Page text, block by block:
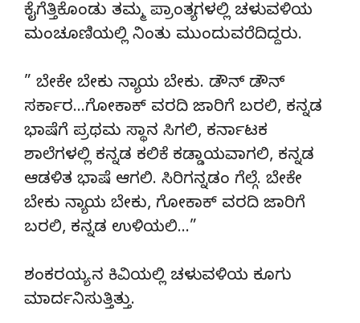
ಕೈಗೆತ್ತಿಕೊಂಡು ತಮ್ಮ ಪ್ರಾಂತ್ಯಗಳಲ್ಲಿ ಚಳುವಳಿಯ
ಮಂಚೂಣಿಯಲ್ಲಿ ನಿಂತು ಮುಂದುವರೆದಿದ್ದರು.
” ಬೇಕೇ ಬೇಕು ನ್ಯಾಯ ಬೇಕು. ಡೌನ್ ಡೌನ್
ಸರ್ಕಾರ…ಗೋಕಾಕ್ ವರದಿ ಜಾರಿಗೆ ಬರಲಿ, ಕನ್ನಡ
ಭಾಷೆಗೆ ಪ್ರಥಮ ಸ್ಥಾನ ಸಿಗಲಿ, ಕರ್ನಾಟಕ
ಶಾಲೆಗಳಲ್ಲಿ ಕನ್ನಡ ಕಲಿಕೆ ಕಡ್ಡಾಯವಾಗಲಿ, ಕನ್ನಡ
ಆಡಳಿತ ಭಾಷೆ ಆಗಲಿ. ಸಿರಿಗನ್ನಡಂ ಗೆಲ್ಗೆ. ಬೇಕೇ
ಬೇಕು ನ್ಯಾಯ ಬೇಕು, ಗೋಕಾಕ್ ವರದಿ ಜಾರಿಗೆ
ಬರಲಿ, ಕನ್ನಡ ಉಳಿಯಲಿ…”
ಶಂಕರಯ್ಯ ನ ಕಿವಿಯಲ್ಲಿ ಚಳುವಳಿಯ ಕೂಗು
ಮಾರ್ದನಿಸುತ್ತಿತ್ತು.